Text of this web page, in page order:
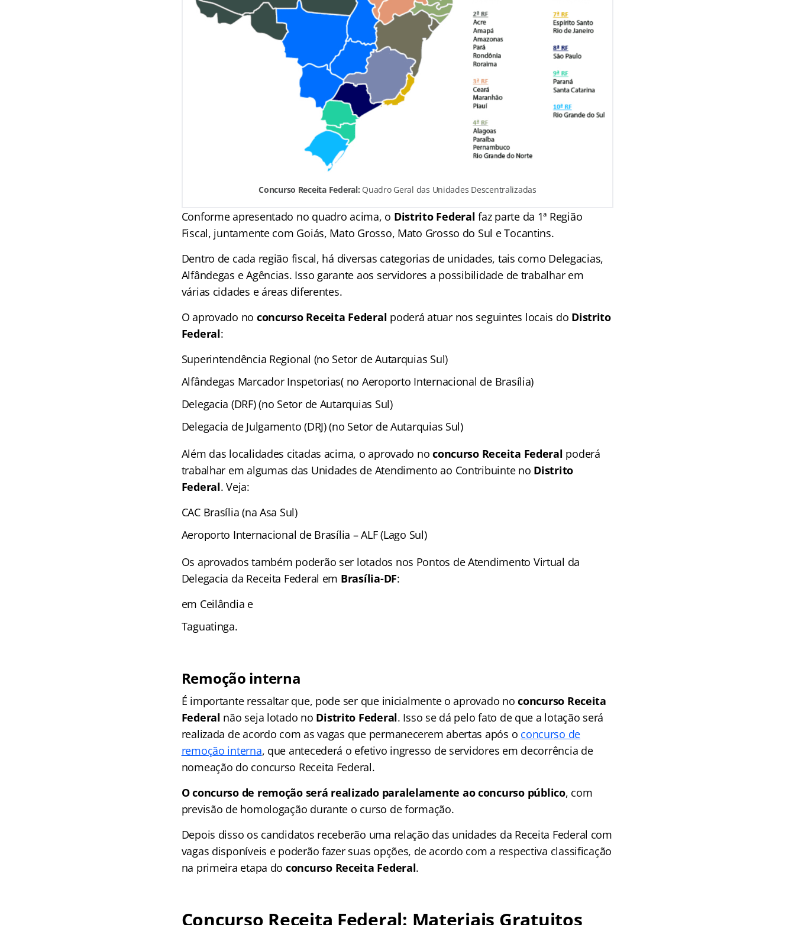
Concurso Receita Federal: Quadro Geral das Unidades Descentralizadas
Conforme apresentado no quadro acima, o Distrito Federal faz parte da 1ª Região
Fiscal, juntamente com Goiás, Mato Grosso, Mato Grosso do Sul e Tocantins.
Dentro de cada região fiscal, há diversas categorias de unidades, tais como Delegacias,
Alfândegas e Agências. Isso garante aos servidores a possibilidade de trabalhar em
várias cidades e áreas diferentes.
O aprovado no concurso Receita Federal poderá atuar nos seguintes locais do Distrito
Federal:
Superintendência Regional (no Setor de Autarquias Sul)
Alfândegas Marcador Inspetorias( no Aeroporto Internacional de Brasília)
Delegacia (DRF) (no Setor de Autarquias Sul)
Delegacia de Julgamento (DRJ) (no Setor de Autarquias Sul)
Além das localidades citadas acima, o aprovado noconcurso Receita Federal poderá
trabalhar em algumas das Unidades de Atendimento ao Contribuinte no Distrito
Federal. Veja:
CAC Brasília (na Asa Sul)
Aeroporto Internacional de Brasília – ALF (Lago Sul)
Os aprovados também poderão ser lotados nos Pontos de Atendimento Virtual da
Delegacia da Receita Federal em Brasília-DF:
em Ceilândia e
Taguatinga.
Remoção interna
É importante ressaltar que, pode ser que inicialmente o aprovado noconcurso Receita
Federal não seja lotado no Distrito Federal. Isso se dá pelo fato de que a lotação será
realizada de acordo com as vagas que permanecerem abertas após o concurso de
remoção interna, que antecederá o efetivo ingresso de servidores em decorrência de
nomeação do concurso Receita Federal.
O concurso de remoção será realizado paralelamente ao concurso público, com
previsão de homologação durante o curso de formação.
Depois disso os candidatos receberão uma relação das unidades da Receita Federal com
vagas disponíveis e poderão fazer suas opções, de acordo com a respectiva classificação
na primeira etapa do concurso Receita Federal.
Concurso Receita Federal: Materiais Gratuitos